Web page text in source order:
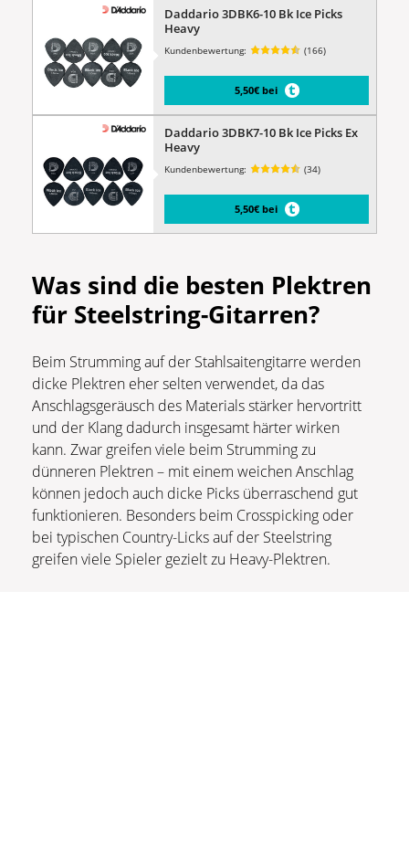
Daddario 3DBK6-10 Bk Ice Picks
Heavy
Kundenbewertung: (166)
5,50€ bei
Daddario 3DBK7-10 Bk Ice Picks Ex
Heavy
Kundenbewertung: (34)
5,50€ bei
Was sind die besten Plektren
für Steelstring-Gitarren?
Beim Strumming auf der Stahlsaitengitarre werden
dicke Plektren eher selten verwendet, da das
Anschlagsgeräusch des Materials stärker hervortritt
und der Klang dadurch insgesamt härter wirken
kann. Zwar greifen viele beim Strumming zu
dünneren Plektren – mit einem weichen Anschlag
können jedoch auch dicke Picks überraschend gut
funktionieren. Besonders beim Crosspicking oder
bei typischen Country-Licks auf der Steelstring
greifen viele Spieler gezielt zu Heavy-Plektren.